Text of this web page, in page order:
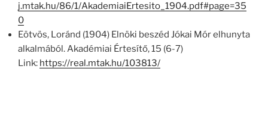
j.mtak.hu/86/1/AkademiaiErtesito_1904.pdf#page=35
0
Eötvös, Loránd (1904) Elnöki beszéd Jókai Mór elhunyta
alkalmából. Akadémiai Értesítő, 15 (6-7)
Link: https://real.mtak.hu/103813/